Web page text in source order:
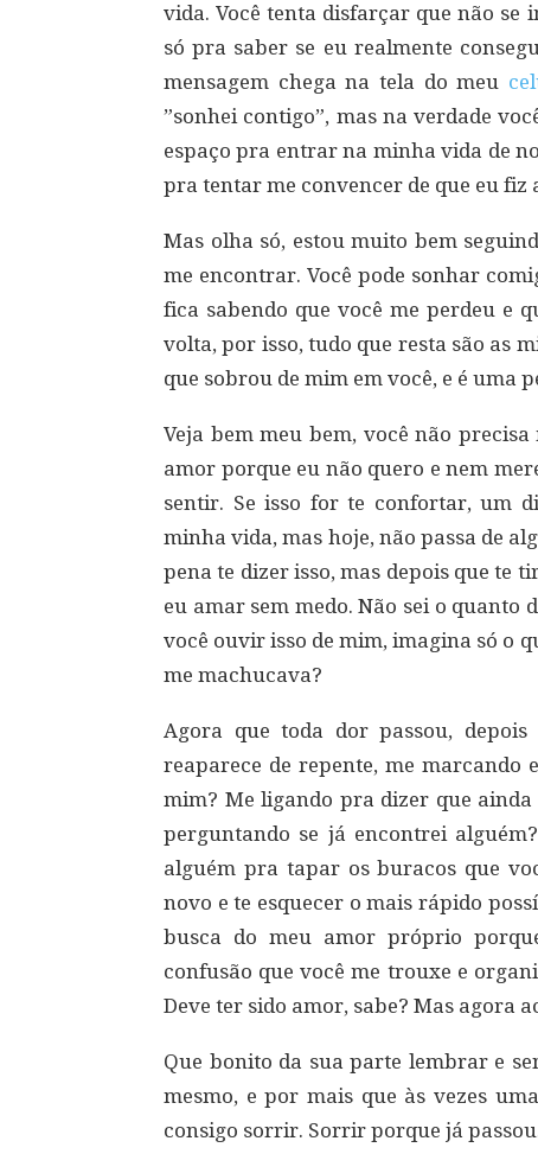
vida. Você tenta disfarçar que não se
só pra saber se eu realmente
mensagem chega na tela do meu
”sonhei contigo”, mas na verdade
espaço pra entrar na minha vida de
pra tentar me convencer de que eu fiz
Mas olha só, estou muito bem
me encontrar. Você pode sonhar
fica sabendo que você me perdeu e
volta, por isso, tudo que resta são as
que sobrou de mim em você, e é uma
Veja bem meu bem, você não
amor porque eu não quero e nem
sentir. Se isso for te confortar, um
minha vida, mas hoje, não passa de
pena te dizer isso, mas depois que te
eu amar sem medo. Não sei o quanto
você ouvir isso de mim, imagina só o
me machucava?
Agora que toda dor passou,
reaparece de repente, me marcando
mim? Me ligando pra dizer que ainda
perguntando se já encontrei
alguém pra tapar os buracos que
novo e te esquecer o mais rápido
busca do meu amor próprio
confusão que você me trouxe e
Deve ter sido amor, sabe? Mas agora
Que bonito da sua parte lembrar e
mesmo, e por mais que às vezes
consigo sorrir. Sorrir porque já